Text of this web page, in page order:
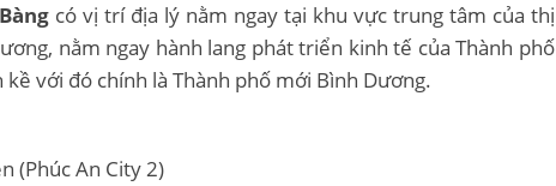
có vị trí địa lý nằm ngay tại khu vực trung tâm của thị
nằm ngay hành lang phát triển kinh tế của Thành phố
kề với đó chính là Thành phố mới Bình Dương.
(Phúc An City 2)